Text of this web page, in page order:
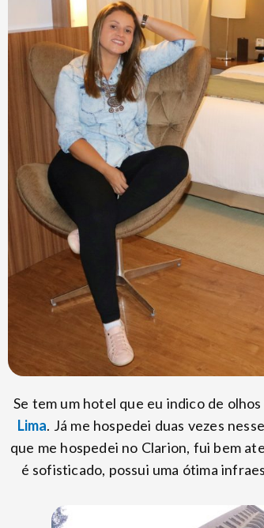
Se tem um hotel que eu indico de
Lima. Já me hospedei duas vezes
que me hospedei no Clarion, fui bem
é sofisticado, possui uma ótima